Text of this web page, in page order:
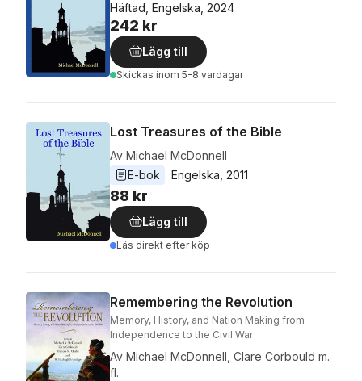
Häftad, Engelska, 2024
242 kr
Lägg till
Skickas inom 5-8 vardagar
Lost Treasures of the Bible
Av Michael McDonnell
E-bok
Engelska 2011
88 kr
Lägg till
Läs direkt efter köp
Remembering the Revolution
Memory, History, and Nation Making from
Independence to the Civil War
Av Michael McDonnell Clare Corbould m.
fl.